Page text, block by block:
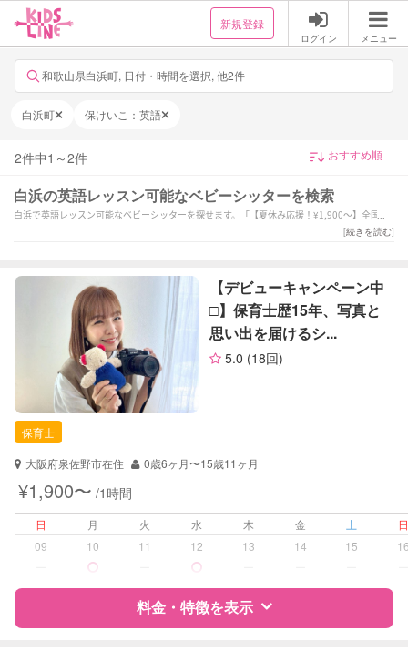
新規登録
ログイン メニュー
和歌山県白浜町, 日付・時間を選択, 他2件
白浜町 保けいこ：英語
2件中1 ～2件
白浜の英語レッスン可能なベビーシッターを検索
白浜で英語レッスン可能なベビーシッターを探せます。「【夏休み応援！¥1,900〜】全国1位
で安心のベビーシッター！」「【デビューキャンペーン中□】保育士歴15年、写真と思い出
中から、ご予算や依頼内容に合わせて選んでいただけます。
[続きを読む]
【デビューキャンペーン中
□】保育士歴15年、写真と
思い出を届けるシ...
5.0 (18回)
保育士
大阪府泉佐野市在住
0歳6ヶ月〜15歳11ヶ月
¥1,900〜 /1時間
日 月 火 水 木 金 土
09
10 11 12 13 14 15
料金・特徴を表示